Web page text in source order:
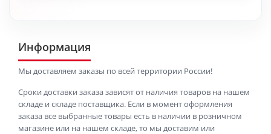
Информация
Мы доставляем заказы по всей территории России!
Сроки доставки заказа зависят от наличия товаров на нашем
складе и складе поставщика. Если в момент оформления
заказа все выбранные товары есть в наличии в розничном
магазине или на нашем складе, то мы доставим или